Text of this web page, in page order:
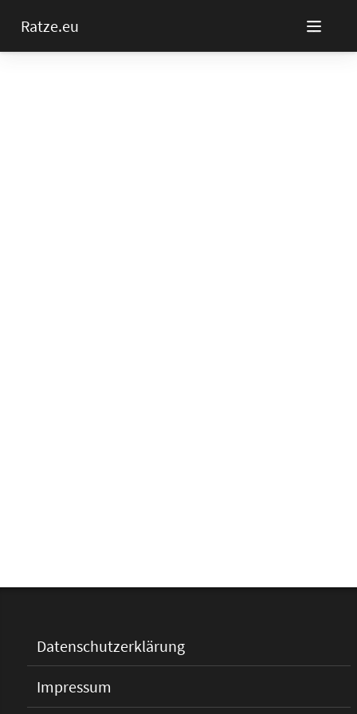
Ratze.eu
Datenschutzerklärung
Impressum